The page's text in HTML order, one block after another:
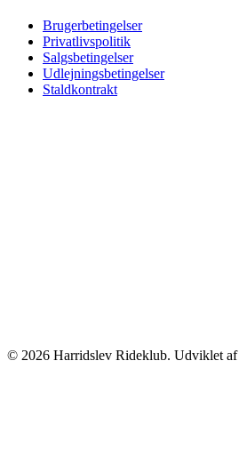
Brugerbetingelser
Privatlivspolitik
Salgsbetingelser
Udlejningsbetingelser
Staldkontrakt
© 2026 Harridslev Rideklub. Udviklet af